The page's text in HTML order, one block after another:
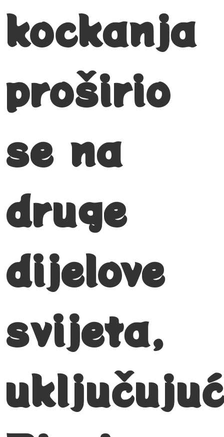
kockanja
proširio
se na
druge
dijelove
svijeta,